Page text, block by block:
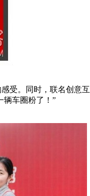
受。同时，联名创意
辆车圈粉了！”